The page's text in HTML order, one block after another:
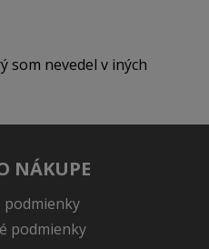
som nevedel v iných
NÁKUPE
podmienky
podmienky